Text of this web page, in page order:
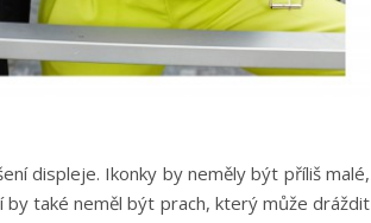
displeje. Ikonky by neměly být příliš malé,
by také neměl být prach, který může dráždit